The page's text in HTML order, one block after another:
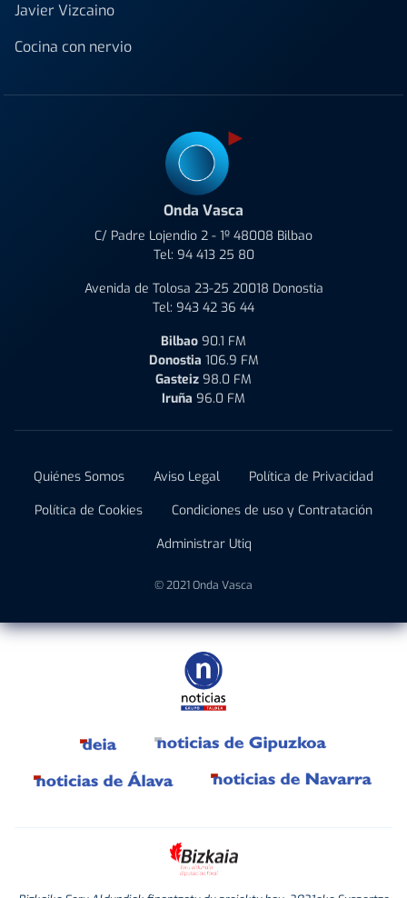
Javier Vizcaino
Cocina con nervio
Onda Vasca
C/ Padre Lojendio 2 - 1º 48008 Bilbao
Tel: 94 413 25 80
Avenida de Tolosa 23-25 20018 Donostia
Tel: 943 42 36 44
Bilbao 90.1 FM
Donostia 106.9 FM
Gasteiz 98.0 FM
Iruña 96.0 FM
Quiénes Somos Aviso Legal
Política de Privacidad
Política de Cookies
Condiciones de uso y Contratación
Administrar Utiq
© 2021 Onda Vasca